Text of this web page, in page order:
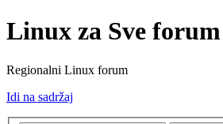
Linux za Sve forum
Regionalni Linux forum
Idi na sadržaj